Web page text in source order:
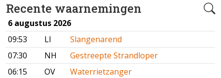
Recente waarnemingen
6 augustus 2026
09:53
LI
Slangenarend
07:30
NH
Gestreepte Strandloper
06:15
OV
Waterrietzanger